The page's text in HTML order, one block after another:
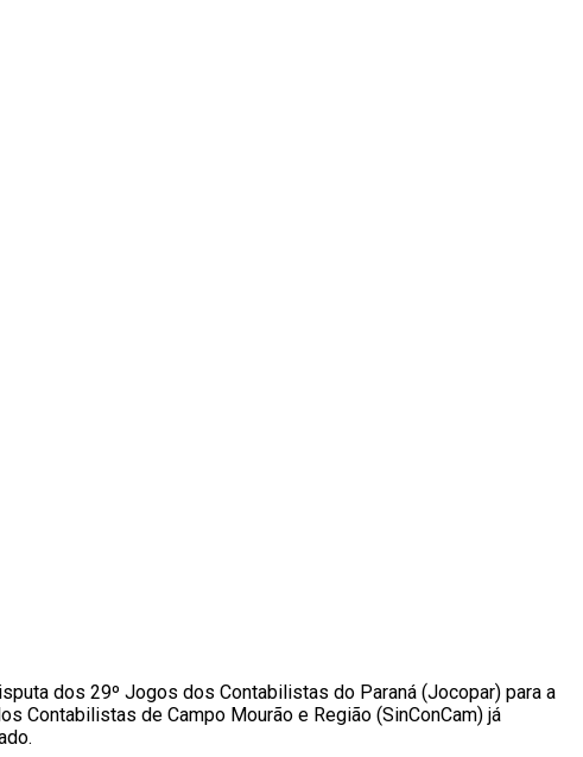
dos 29º Jogos dos Contabilistas do Paraná (Jocopar) para a
Contabilistas de Campo Mourão e Região (SinConCam) já